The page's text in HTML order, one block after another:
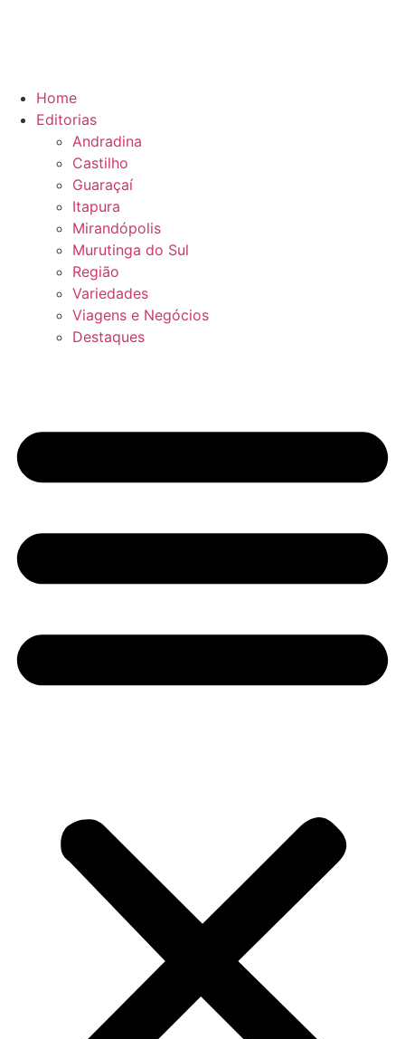
Home
Editorias
Andradina
Castilho
Guaraçaí
Itapura
Mirandópolis
Murutinga do Sul
Região
Variedades
Viagens e Negócios
Destaques